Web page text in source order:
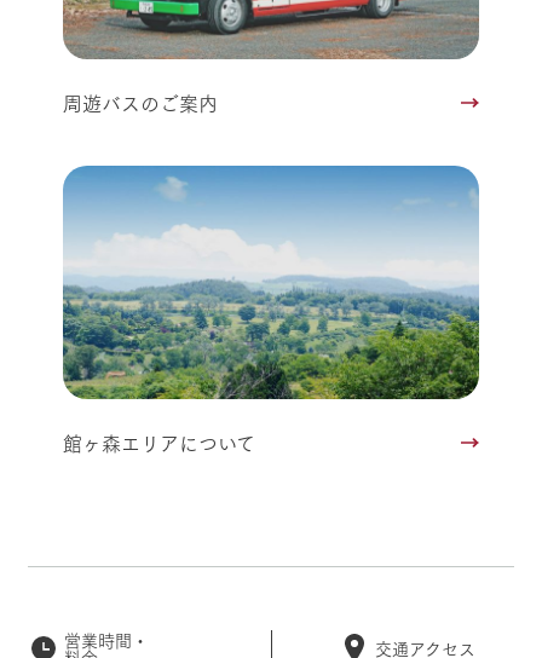
周遊バスのご案内
館ヶ森エリアについて
営業時間・ 交通アクセス